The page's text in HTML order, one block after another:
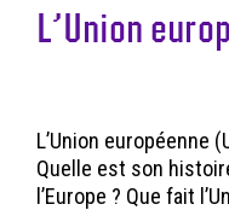
L’Union
L’Union européenne
Quelle est son
l’Europe ? Que fait